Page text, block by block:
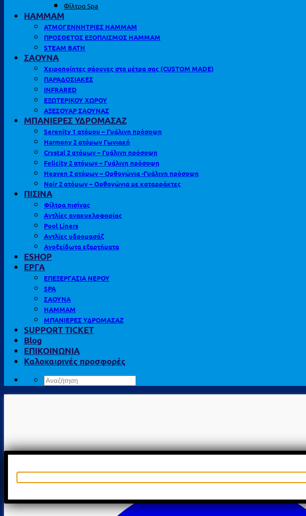
Φίλτρα Spa
HAMMAM
ΑΤΜΟΓΕΝΝΗΤΡΙΕΣ HAMMAM
ΠΡΟΣΘΕΤΟΣ ΕΞΟΠΛΙΣΜΟΣ HAMMAM
STEAM BATH
ΣΑΟΥΝΑ
Χειροποίητες σάουνες στα μέτρα σας (CUSTOM MADE)
ΠΑΡΑΔΟΣΙΑΚΕΣ
INFRARED
ΕΞΩΤΕΡΙΚΟΥ ΧΩΡΟΥ
ΑΞΕΣΟΥΑΡ ΣΑΟΥΝΑΣ
ΜΠΑΝΙΕΡΕΣ ΥΔΡΟΜΑΣΑΖ
Serenity 1 ατόμου – Γυάλινη πρόσοψη
Harmony 2 ατόμων Γωνιακή
Crystal 2 ατόμων – Γυάλινη πρόσοψη
Felicity 2 ατόμων – Γυάλινη πρόσοψη
Heaven 2 ατόμων – Ορθογώνια -Γυάλινη πρόσοψη
Noir 2 ατόμων – Ορθογώνια με καταρράκτες
ΠΙΣΙΝΑ
Φίλτρα πισίνας
Αντλίες ανακυκλοφορίας
Pool Liners
Αντλίες υδρομασάζ
Ανοξείδωτα εξαρτήματα
ESHOP
ΕΡΓΑ
ΕΠΕΞΕΡΓΑΣΙΑ ΝΕΡΟΥ
SPA
ΣΑΟΥΝΑ
HAMMAM
ΜΠΑΝΙΕΡΕΣ ΥΔΡΟΜΑΣΑΖ
SUPPORT TICKET
Blog
ΕΠΙΚΟΙΝΩΝΙΑ
Καλοκαιρινές προσφορές
Αναζήτηση
για: